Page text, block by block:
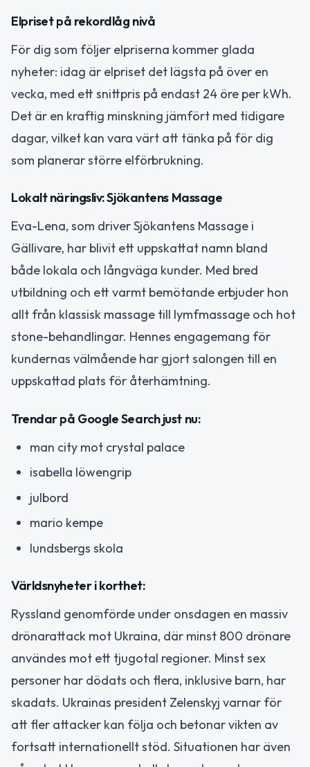
Elpriset på rekordlåg nivå
För dig som följer elpriserna kommer glada
nyheter: idag är elpriset det lägsta på över en
vecka, med ett snittpris på endast 24 öre per kWh.
Det är en kraftig minskning jämfört med tidigare
dagar, vilket kan vara värt att tänka på för dig
som planerar större elförbrukning.
Lokalt näringsliv: Sjökantens Massage
Eva-Lena, som driver Sjökantens Massage i
Gällivare, har blivit ett uppskattat namn bland
både lokala och långväga kunder. Med bred
utbildning och ett varmt bemötande erbjuder hon
allt från klassisk massage till lymfmassage och hot
stone-behandlingar. Hennes engagemang för
kundernas välmående har gjort salongen till en
uppskattad plats för återhämtning.
Trendar på Google Search just nu:
man city mot crystal palace
isabella löwengrip
julbord
mario kempe
lundsbergs skola
Världsnyheter i korthet:
Ryssland genomförde under onsdagen en massiv
drönarattack mot Ukraina, där minst 800 drönare
användes mot ett tjugotal regioner. Minst sex
personer har dödats och flera, inklusive barn, har
skadats. Ukrainas president Zelenskyj varnar för
att fler attacker kan följa och betonar vikten av
fortsatt internationellt stöd. Situationen har även